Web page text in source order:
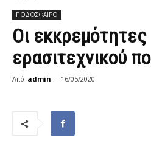
ΠΟΔΟΣΦΑΙΡΟ
Οι
ερασιτεχνικού
Από admin - 16/05/2020